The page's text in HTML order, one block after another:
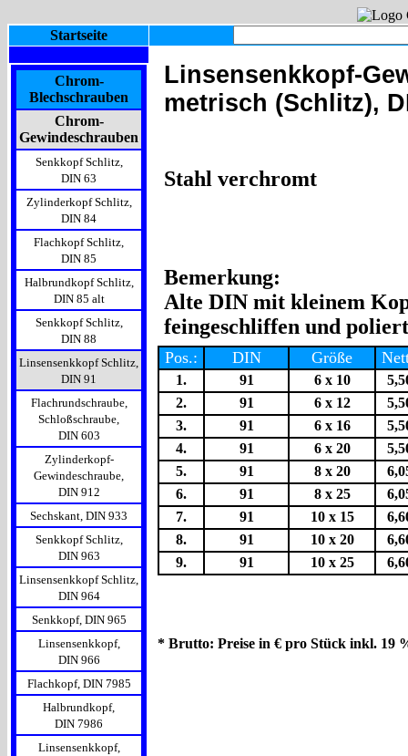
Startseite
Chrom-
Blechschrauben
Chrom-
Gewindeschrauben
Senkkopf Schlitz,
DIN 63
Zylinderkopf Schlitz,
DIN 84
Flachkopf Schlitz,
DIN 85
Halbrundkopf Schlitz,
DIN 85 alt
Senkkopf Schlitz,
DIN 88
Linsensenkkopf Schlitz,
DIN 91
Flachrundschraube,
Schloßschraube,
DIN 603
Zylinderkopf-
Gewindeschraube,
DIN 912
Sechskant, DIN 933
Senkkopf Schlitz,
DIN 963
Linsensenkkopf Schlitz,
DIN 964
Senkkopf, DIN 965
Linsensenkkopf,
DIN 966
Flachkopf, DIN 7985
Halbrundkopf,
DIN 7986
Linsensenkkopf,
Linsensenkkopf-
metrisch (Schlitz),
Stahl verchromt
Bemerkung:
Alte DIN mit kleinem
feingeschliffen und
Pos.: DIN Größe
1. 91 6 x 10
2.
91 6 x 12
3.
91 6 x 16
4.
91 6 x 20
5.
91 8 x 20
6.
91 8 x 25
7.
91 10 x 15
8.
91 10 x 20
9.
91 10 x 25
* Brutto: Preise in € pro Stück inkl. 19